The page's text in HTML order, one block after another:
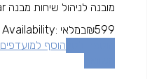
מובנה לניהול שיחות מבנה Over the Ear...
₪599
Availability: במלאי
הוסף למועדפים